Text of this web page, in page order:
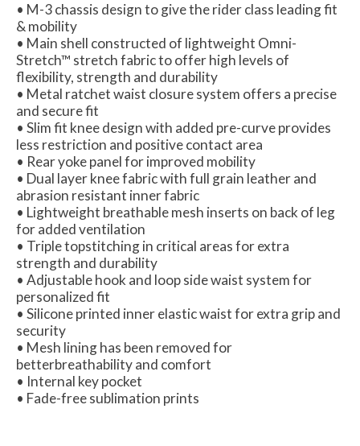
• M-3 chassis design to give the rider class leading fit
& mobility
• Main shell constructed of lightweight Omni-
Stretch™ stretch fabric to offer high levels of
flexibility, strength and durability
• Metal ratchet waist closure system offers a precise
and secure fit
• Slim fit knee design with added pre-curve provides
less restriction and positive contact area
• Rear yoke panel for improved mobility
• Dual layer knee fabric with full grain leather and
abrasion resistant inner fabric
• Lightweight breathable mesh inserts on back of leg
for added ventilation
• Triple topstitching in critical areas for extra
strength and durability
• Adjustable hook and loop side waist system for
personalized fit
• Silicone printed inner elastic waist for extra grip and
security
• Mesh lining has been removed for
betterbreathability and comfort
• Internal key pocket
• Fade-free sublimation prints